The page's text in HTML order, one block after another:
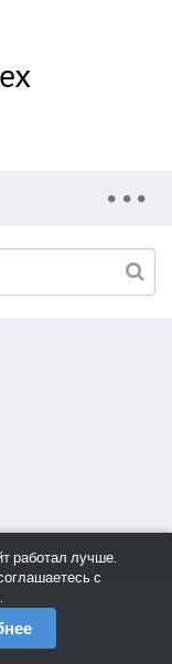
работал лучше.
с